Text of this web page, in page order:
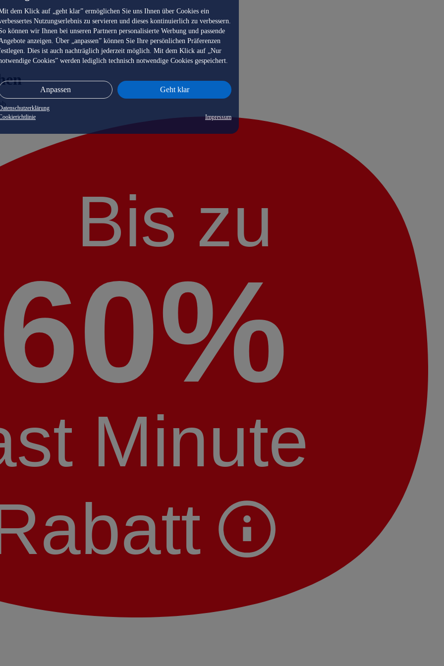
dem Klick auf „geht klar” ermöglichen Sie uns Ihnen über Cookies ein
Nutzungserlebnis zu servieren und dieses kontinuierlich zu verbessern.
können wir Ihnen bei unseren Partnern personalisierte Werbung und passende
anzeigen. Über „anpassen” können Sie Ihre persönlichen Präferenzen
Dies ist auch nachträglich jederzeit möglich. Mit dem Klick auf „Nur
Cookies” werden lediglich technisch notwendige Cookies gespeichert.
Anpassen Geht klar
Impressum
Bis zu
Minute